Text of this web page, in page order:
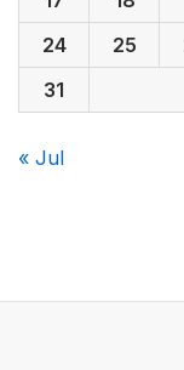
24
25
31
« Jul